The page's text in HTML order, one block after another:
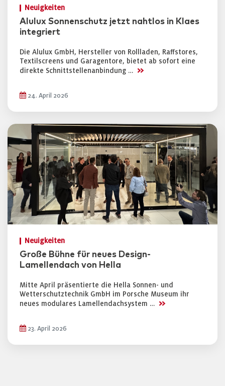
Neuigkeiten
Alulux Sonnenschutz jetzt nahtlos in Klaes
integriert
Die Alulux GmbH, Hersteller von Rollladen, Raffstores,
Textilscreens und Garagentore, bietet ab sofort eine
direkte Schnittstellenanbindung … >>
24. April 2026
Neuigkeiten
Große Bühne für neues Design-
Lamellendach von Hella
Mitte April präsentierte die Hella Sonnen- und
Wetterschutztechnik GmbH im Porsche Museum ihr
neues modulares Lamellendachsystem … >>
23. April 2026